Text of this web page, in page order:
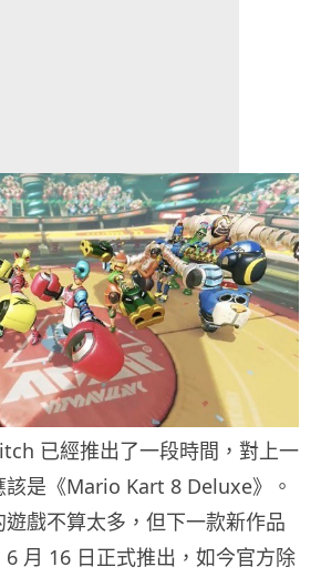
已經推出了一段時間，對上一
是《Mario Kart 8 Deluxe》。
戲不算太多，但下一款新作品
6 月 16 日正式推出，如今官方除